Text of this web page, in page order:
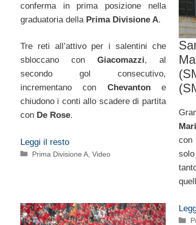
conferma in prima posizione nella
graduatoria della Prima Divisione A.
Tre reti all’attivo per i salentini che
sbloccano con Giacomazzi, al
secondo gol consecutivo,
incrementano con Chevantone
chiudono i conti allo scadere di partita
con De Rose.
Leggi il resto
Categorie
Prima Divisione A ,Video
con